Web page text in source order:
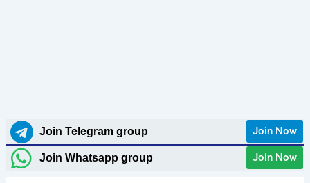
Join Telegram group Join Now
Join Whatsapp group Join Now